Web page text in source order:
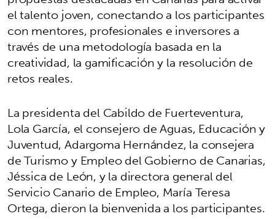
el talento joven, conectando a los participantes
con mentores, profesionales e inversores a
través de una metodología basada en la
creatividad, la gamificación y la resolución de
retos reales.
La presidenta del Cabildo de Fuerteventura,
Lola García, el consejero de Aguas, Educación y
Juventud, Adargoma Hernández, la consejera
de Turismo y Empleo del Gobierno de Canarias,
Jéssica de León, y la directora general del
Servicio Canario de Empleo, María Teresa
Ortega, dieron la bienvenida a los participantes.